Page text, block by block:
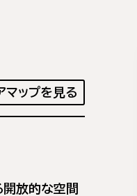
マップを見る
開放的な空間